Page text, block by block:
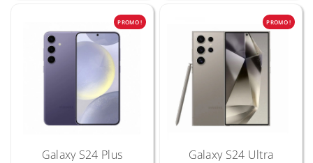
PROMO !
Galaxy S24 Plus
PROMO !
Galaxy S24 Ultra